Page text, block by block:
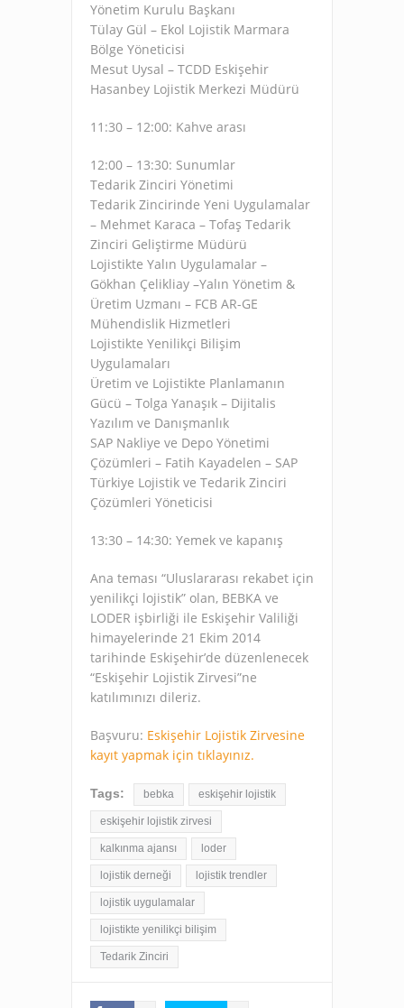
Yönetim Kurulu Başkanı
Tülay Gül – Ekol Lojistik Marmara
Bölge Yöneticisi
Mesut Uysal – TCDD Eskişehir
Hasanbey Lojistik Merkezi Müdürü
11:30 – 12:00: Kahve arası
12:00 – 13:30: Sunumlar
Tedarik Zinciri Yönetimi
Tedarik Zincirinde Yeni Uygulamalar
– Mehmet Karaca – Tofaş Tedarik
Zinciri Geliştirme Müdürü
Lojistikte Yalın Uygulamalar –
Gökhan Çelikliay –Yalın Yönetim &
Üretim Uzmanı – FCB AR-GE
Mühendislik Hizmetleri
Lojistikte Yenilikçi Bilişim
Uygulamaları
Üretim ve Lojistikte Planlamanın
Gücü – Tolga Yanaşık – Dijitalis
Yazılım ve Danışmanlık
SAP Nakliye ve Depo Yönetimi
Çözümleri – Fatih Kayadelen – SAP
Türkiye Lojistik ve Tedarik Zinciri
Çözümleri Yöneticisi
13:30 – 14:30: Yemek ve kapanış
Ana teması “Uluslararası rekabet için
yenilikçi lojistik” olan, BEBKA ve
LODER işbirliği ile Eskişehir Valiliği
himayelerinde 21 Ekim 2014
tarihinde Eskişehir’de düzenlenecek
“Eskişehir Lojistik Zirvesi”ne
katılımınızı dileriz.
Başvuru: Eskişehir Lojistik Zirvesine
kayıt yapmak için tıklayınız.
Tags: bebka eskişehir lojistik
eskişehir lojistik zirvesi
kalkınma ajansı loder
lojistik derneği lojistik trendler
lojistik uygulamalar
lojistikte yenilikçi bilişim
Tedarik Zinciri